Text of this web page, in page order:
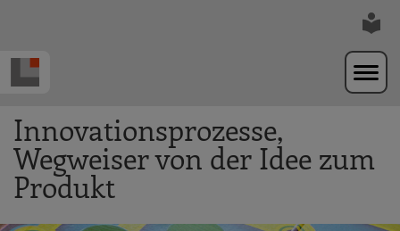
Innovationsprozesse,
Wegweiser von der Idee zum
Produkt